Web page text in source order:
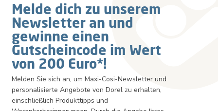
Melde dich zu unserem
Newsletter an und
gewinne einen
Gutscheincode im Wert
von 200 Euro*!
Melden Sie sich an, um Maxi-Cosi-Newsletter und
personalisierte Angebote von Dorel zu erhalten,
einschließlich Produkttipps und